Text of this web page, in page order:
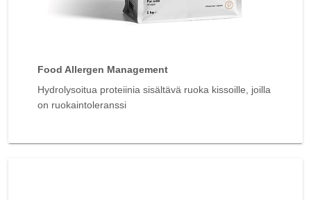
Food Allergen Management
Hydrolysoitua proteiinia sisältävä ruoka kissoille, joilla
on ruokaintoleranssi